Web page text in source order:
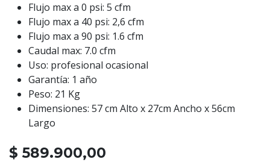
Flujo max a 0 psi: 5 cfm
Flujo max a 40 psi: 2,6 cfm
Flujo max a 90 psi: 1.6 cfm
Caudal max: 7.0 cfm
Uso: profesional ocasional
Garantía: 1 año
Peso: 21 Kg
Dimensiones: 57 cm Alto x 27cm Ancho x 56cm
Largo
$ 589.900,00